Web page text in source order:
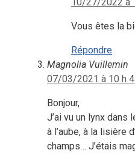
Vous êtes la
Répondre
Magnolia Vuillemin
07/03/2021 à 10 h
Bonjour,
J’ai vu un lynx dans
à l’aube, à la lisière
champs… J’étais